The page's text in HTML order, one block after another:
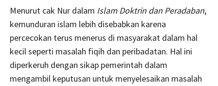
Menurut cak Nur dalam Islam Doktrin dan Peradaban,
kemunduran islam lebih disebabkan karena
percecokan terus menerus di masyarakat dalam hal
kecil seperti masalah fiqih dan peribadatan. Hal ini
diperkeruh dengan sikap pemerintah dalam
mengambil keputusan untuk menyelesaikan masalah